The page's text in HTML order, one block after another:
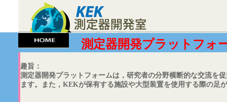
測定器開発プラットフォ
趣旨：
測定器開発プラットフォームは，研究者の分野横断的な交流を
ます。また，KEKが保有する施設や大型装置を使用する際の足